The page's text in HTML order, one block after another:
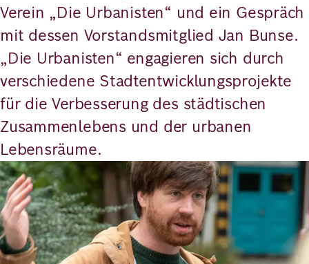
Verein „Die Urbanisten“ und ein Gespräch
mit dessen Vorstandsmitglied Jan Bunse.
„Die Urbanisten“ engagieren sich durch
verschiedene Stadtentwicklungsprojekte
für die Verbesserung des städtischen
Zusammenlebens und der urbanen
Lebensräume.
Bild